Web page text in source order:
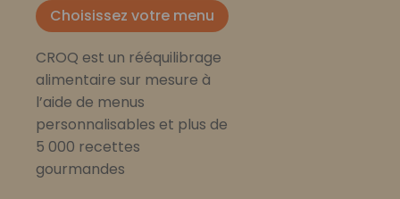
Choisissez votre menu
CROQ est un rééquilibrage
alimentaire sur mesure à
l’aide de menus
personnalisables et plus de
5 000 recettes
gourmandes